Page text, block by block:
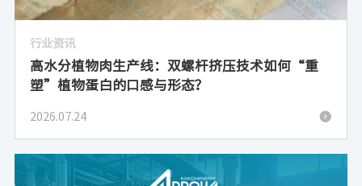
行业资讯
高水分植物肉生产线：双螺杆挤压技术如何“重
塑”植物蛋白的口感与形态？
2026.07.24